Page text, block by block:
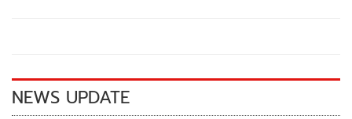
k k
NEWS UPDATE